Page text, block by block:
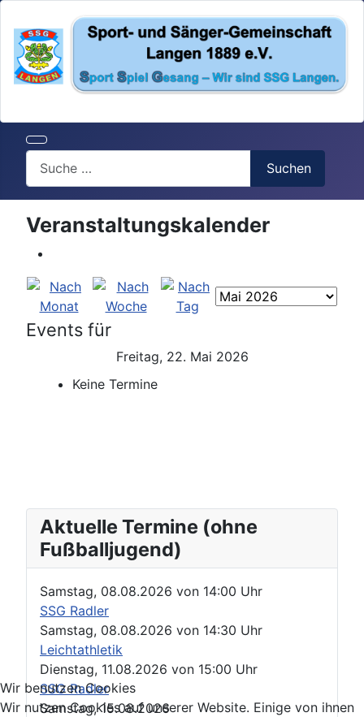
Search
Suchen
Veranstaltungskalender
Events für
Freitag, 22. Mai 2026
Keine Termine
Aktuelle Termine (ohne
Fußballjugend)
Samstag, 08.08.2026 von 14:00 Uhr
SSG Radler
Samstag, 08.08.2026 von 14:30 Uhr
Leichtathletik
Dienstag, 11.08.2026 von 15:00 Uhr
SSG Radler
Samstag, 15.08.2026
Wir benutzen Cookies
Wir nutzen Cookies auf unserer Website. Einige von ihnen